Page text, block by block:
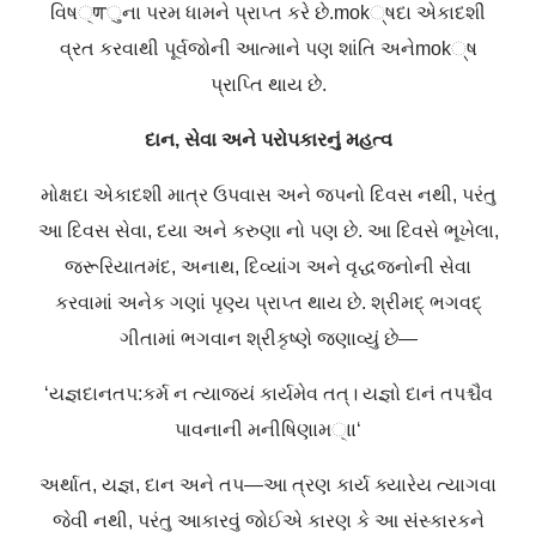
વિષ्णુના પરમ ધામને પ્રાપ્ત કરે છે.mok્ષદા એકાદશી
વ્રત કરવાથી પૂર્વજોની આત્માને પણ શાંતિ અનેmok્ષ
પ્રાપ્તિ થાય છે.
દાન, સેવા અને પરોપકારનું મહત્વ
મોક્ષદા એકાદશી માત્ર ઉપવાસ અને જપનો દિવસ નથી, પરંતુ
આ દિવસ સેવા, દયા અને કરુણા નો પણ છે. આ દિવસે ભૂખેલા,
જરૂરિયાતમંદ, અનાથ, દિવ્યાંગ અને વૃદ્ધજનોની સેવા
કરવામાં અનેક ગણાં પૃણ્ય પ્રાપ્ત થાય છે. શ્રીમદ્ ભગવદ્
ગીતામાં ભગવાન શ્રીકૃષ્ણે જણાવ્યું છે—
‘યજ્ઞદાનતપ:કર્મ ન ત્યાજ્યં કાર્યમેવ તત્। યજ્ઞો દાનં તપશ્ચૈવ
પાવનાની મનીષિણામ्॥‘
અર્થાત, યજ્ઞ, દાન અને તપ—આ ત્રણ કાર્ય ક્યારેય ત્યાગવા
જેવી નથી, પરંતુ આકારવું જોઈએ કારણ કે આ સંસ્કારકને